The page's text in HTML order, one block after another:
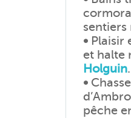
sentiers
• Plaisir
et halte
Holguin.
•
pêche